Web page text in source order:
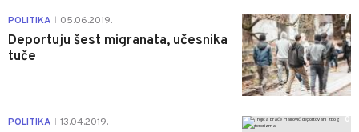
POLITIKA 05.06.2019.
Deportuju šest migranata, učesnika
tuče
0
POLITIKA 13.04.2019. 0